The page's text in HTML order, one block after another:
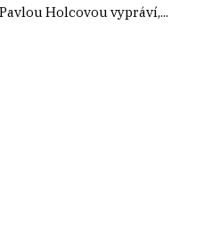
Holcovou vypráví,...